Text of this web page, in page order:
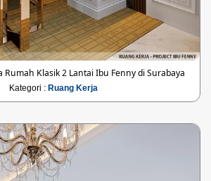
Rumah Klasik 2 Lantai Ibu Fenny di Surabaya
Kategori : Ruang Kerja